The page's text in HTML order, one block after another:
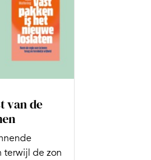
van de
terwijl de zon